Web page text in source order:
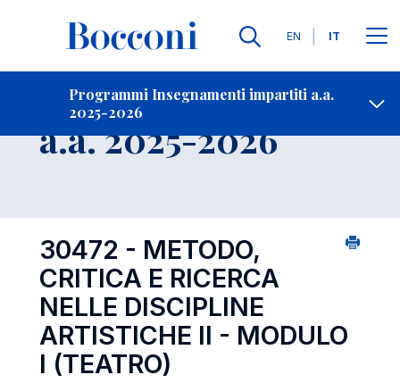
Lingue
EN IT
Programmi Insegnamenti impartiti a.a.
2025-2026
Contatti
Insegnamento
a.a. 2025-2026
30472 - METODO,
CRITICA E RICERCA
NELLE DISCIPLINE
ARTISTICHE II - MODULO
I (TEATRO)